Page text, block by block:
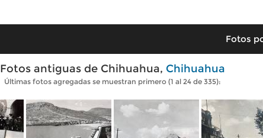
Fotos
Fotos antiguas de Chihuahua, Chihuahua
Últimas fotos agregadas se muestran primero (1 al 24 de 335):